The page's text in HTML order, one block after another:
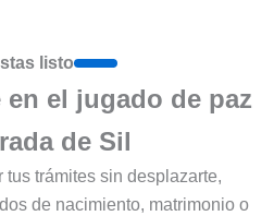
listo
el jugado de paz
de Sil
tus trámites sin desplazarte,
de nacimiento, matrimonio o